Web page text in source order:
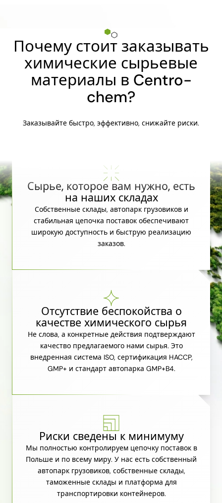
Почему стоит заказывать
химические сырьевые
материалы в Centro-
chem?
Заказывайте быстро, эффективно, снижайте риски.
Сырье, которое вам нужно, есть
на наших складах
Собственные склады, автопарк грузовиков и
стабильная цепочка поставок обеспечивают
широкую доступность и быструю реализацию
заказов.
Отсутствие беспокойства о
качестве химического сырья
Не слова, а конкретные действия подтверждают
качество предлагаемого нами сырья. Это
внедренная система ISO, сертификация HACCP,
GMP+ и стандарт автопарка GMP+B4.
Риски сведены к минимуму
Мы полностью контролируем цепочку поставок в
Польше и по всему миру. У нас есть собственный
автопарк грузовиков, собственные склады,
таможенные склады и платформа для
транспортировки контейнеров.